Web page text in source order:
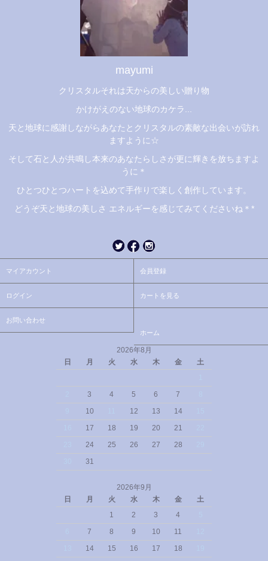
mayumi
クリスタルそれは天からの美しい贈り物
かけがえのない地球のカケラ...
天と地球に感謝しながらあなたとクリスタルの素敵な出会いが訪れ
ますように☆
そして石と人が共鳴し本来のあなたらしさが更に輝きを放ちますよ
うに＊
ひとつひとつハートを込めて手作りで楽しく創作しています。
どうぞ天と地球の美しさ エネルギーを感じてみてくださいね＊*
マイアカウント 会員登録
ログイン カートを見る
お問い合わせ
ホーム
2026年8月
日
月 火 水 木 金
土
3 4 5 6 7
10 12 13 14
17 18 19 20 21
24 25 26 27 28
31
2026年9月
日
月 火 水 木 金
土
1
2 3 4
7 8 9 10 11
14 15 16 17 18